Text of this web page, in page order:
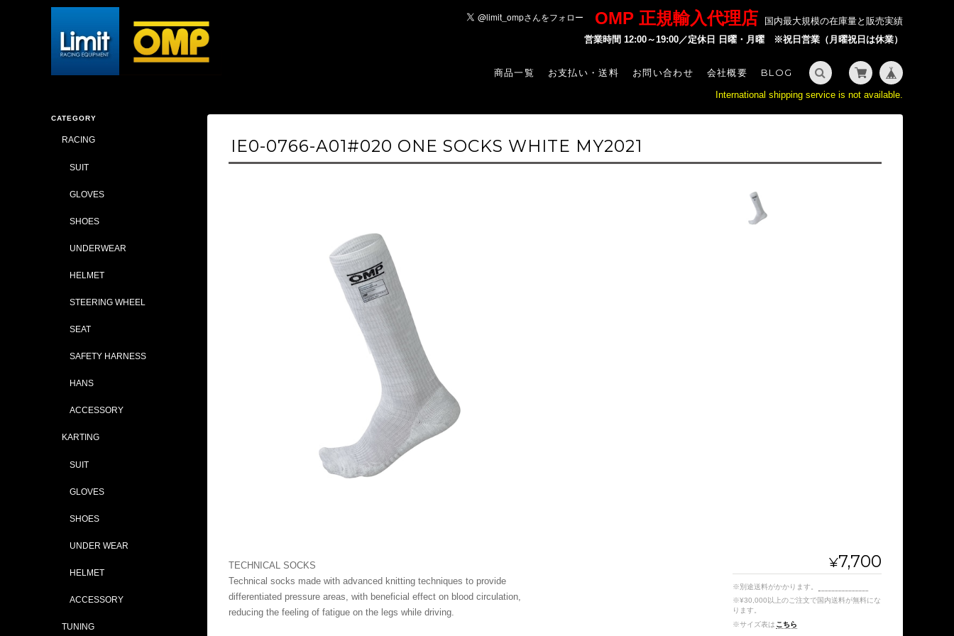
OMP 正規輸入代理店
国内最大規模の在庫量と販売実績
営業時間 12:00～19:00／定休日 日曜・月曜 ※祝日営業（月曜祝日は休業）
商品一覧 お支払い・送料 お問い合わせ 会社概要 BLOG
International shipping service is not available.
IE0-0766-A01#020 ONE SOCKS WHITE MY2021
TECHNICAL SOCKS
Technical socks made with advanced knitting techniques to provide
differentiated pressure areas, with beneficial effect on blood circulation,
reducing the feeling of fatigue on the legs while driving.
¥7,700
※別途送料がかかります。
※¥30,000以上のご注文で国内送料が無料にな
ります。
※サイズ表は こちら
CATEGORY
RACING
SUIT
GLOVES
SHOES
UNDERWEAR
HELMET
STEERING WHEEL
SEAT
SAFETY HARNESS
HANS
ACCESSORY
KARTING
SUIT
GLOVES
SHOES
UNDER WEAR
HELMET
ACCESSORY
TUNING